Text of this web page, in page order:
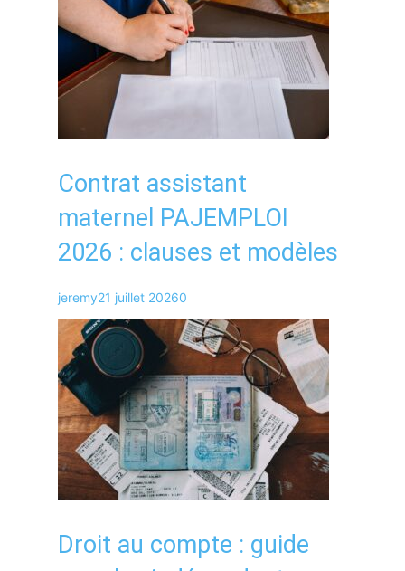
Contrat assistant
maternel PAJEMPLOI
2026 : clauses et modèles
jeremy21 juillet 20260
Droit au compte : guide